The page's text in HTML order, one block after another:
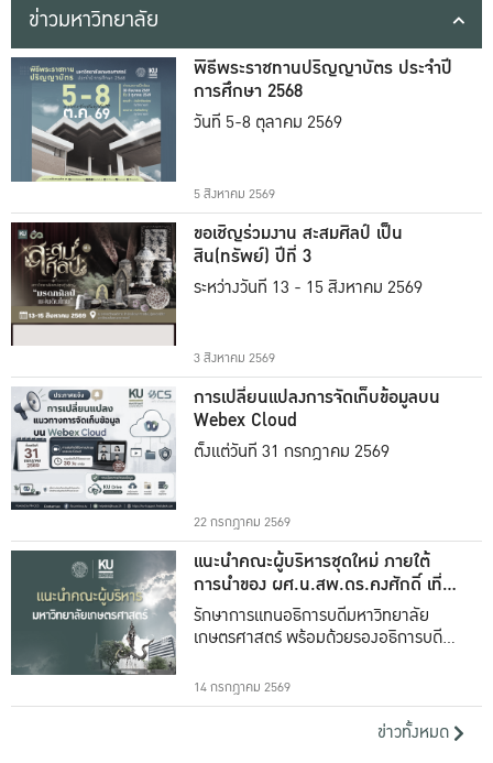
ข่าวมหาวิทยาลัย
พิธีพระราชทานปริญญาบัตร ประจำปี
การศึกษา 2568
วันที่ 5-8 ตุลาคม 2569
5 สิงหาคม 2569
ขอเชิญร่วมงาน สะสมศิลป์ เป็น
สิน(ทรัพย์) ปีที่ 3
ระหว่างวันที่ 13 - 15 สิงหาคม 2569
3 สิงหาคม 2569
การเปลี่ยนแปลงการจัดเก็บข้อมูลบน
Webex Cloud
ตั้งแต่วันที่ 31 กรกฎาคม 2569
22 กรกฎาคม 2569
แนะนำคณะผู้บริหารชุดใหม่ ภายใต้
การนำของ ผศ.น.สพ.ดร.คงศักดิ์ เที่ยง
ธรรม
รักษาการแทนอธิการบดีมหาวิทยาลัย
เกษตรศาสตร์ พร้อมด้วยรองอธิการบดีทั้ง
14 กรกฎาคม 2569
ข่าวทั้งหมด